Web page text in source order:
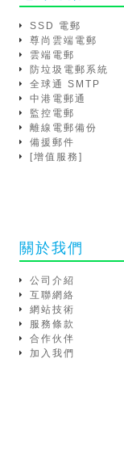
SSD 電郵
尊尚雲端電郵
雲端電郵
防垃圾電郵系統
全球通 SMTP
中港電郵通
監控電郵
離線電郵備份
備援郵件
[增值服務]
關於我們
公司介紹
互聯網絡
網站技術
服務條款
合作伙伴
加入我們